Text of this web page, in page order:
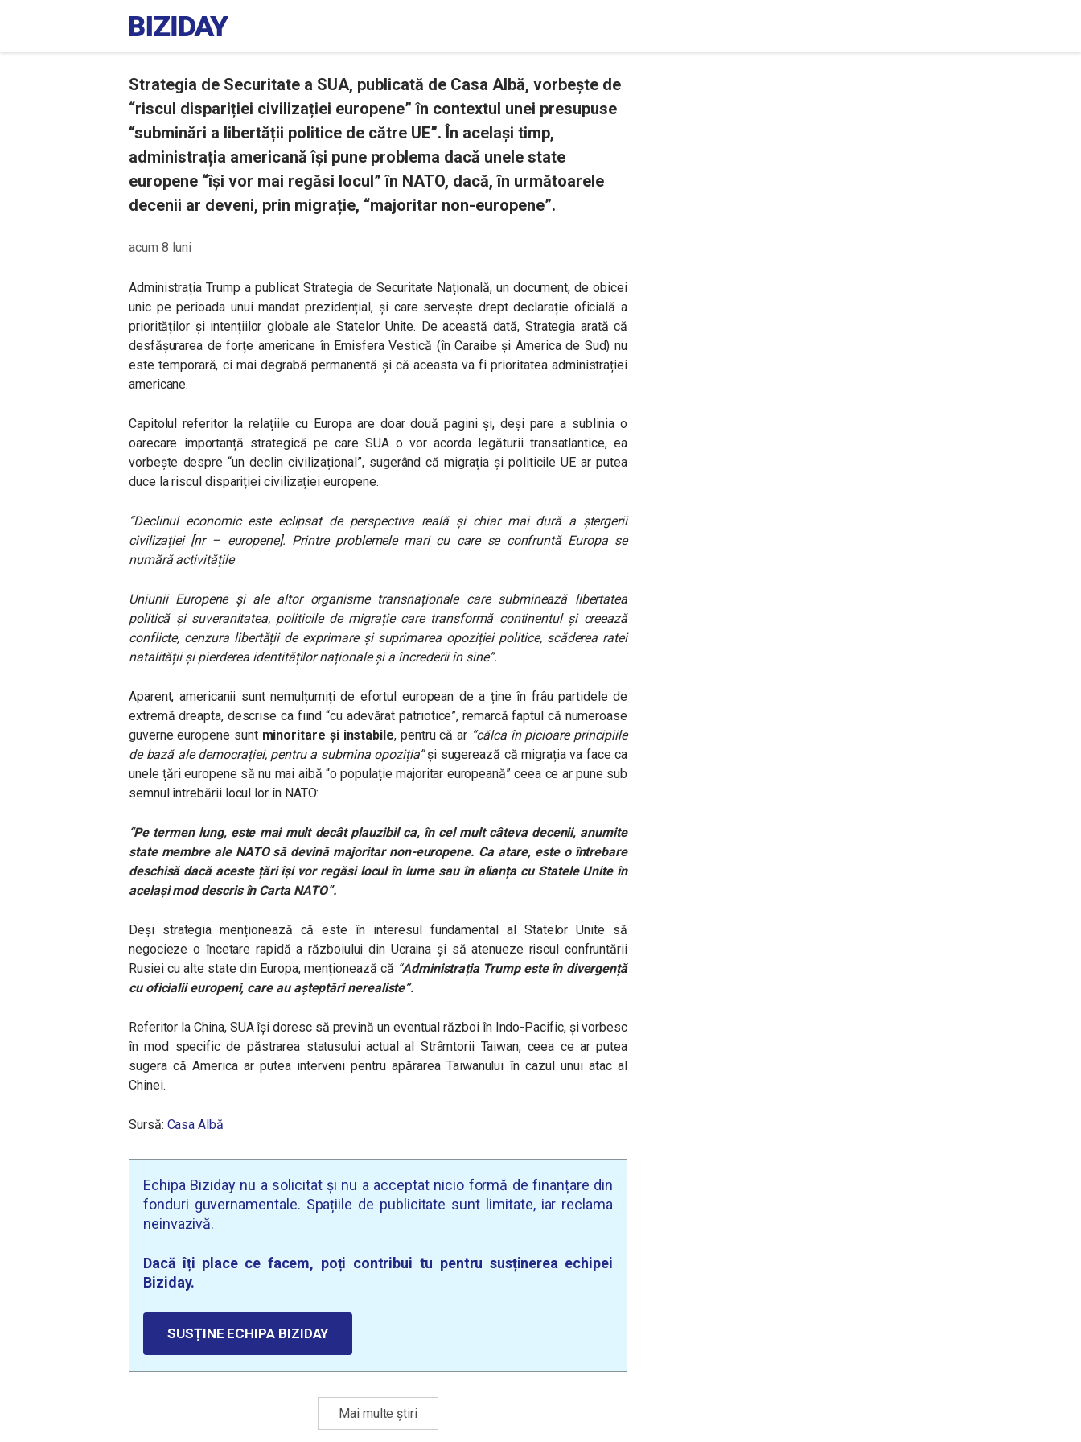
Strategia de Securitate a SUA, publicată de Casa Albă, vorbește de
“riscul dispariției civilizației europene” în contextul unei presupuse
“subminări a libertății politice de către UE”. În același timp,
administrația americană își pune problema dacă unele state
europene “își vor mai regăsi locul” în NATO, dacă, în următoarele
decenii ar deveni, prin migrație, “majoritar non-europene”.
acum 8 luni
Administrația Trump a publicat Strategia de Securitate Națională, un document, de obicei
unic pe perioada unui mandat prezidențial, și care servește drept declarație oficială a
priorităților și intențiilor globale ale Statelor Unite. De această dată, Strategia arată că
desfășurarea de forțe americane în Emisfera Vestică (în Caraibe și America de Sud) nu
este temporară, ci mai degrabă permanentă și că aceasta va fi prioritatea administrației
americane.
Capitolul referitor la relațiile cu Europa are doar două pagini și, deși pare a sublinia o
oarecare importanță strategică pe care SUA o vor acorda legăturii transatlantice, ea
vorbește despre “un declin civilizațional”, sugerând că migrația și politicile UE ar putea
duce la riscul dispariției civilizației europene.
“Declinul economic este eclipsat de perspectiva reală și chiar mai dură a ștergerii
civilizației [nr – europene]. Printre problemele mari cu care se confruntă Europa se
numără activitățile
Uniunii Europene și ale altor organisme transnaționale care subminează libertatea
politică și suveranitatea, politicile de migrație care transformă continentul și creează
conflicte, cenzura libertății de exprimare și suprimarea opoziției politice, scăderea ratei
natalității și pierderea identităților naționale și a încrederii în sine”.
Aparent, americanii sunt nemulțumiți de efortul european de a ține în frâu partidele de
extremă dreapta, descrise ca fiind “cu adevărat patriotice”, remarcă faptul că numeroase
guverne europene suntminoritare și instabile, pentru că ar “călca în picioare principiile
de bază ale democrației, pentru a submina opoziția”și sugerează că migrația va face ca
unele țări europene să nu mai aibă “o populație majoritar europeană” ceea ce ar pune sub
semnul întrebării locul lor în NATO:
“Pe termen lung, este mai mult decât plauzibil ca, în cel mult câteva decenii, anumite
state membre ale NATO să devină majoritar non-europene. Ca atare, este o întrebare
deschisă dacă aceste țări își vor regăsi locul în lume sau în alianța cu Statele Unite în
același mod descris în Carta NATO”.
Deși strategia menționează că este în interesul fundamental al Statelor Unite să
negocieze o încetare rapidă a războiului din Ucraina și să atenueze riscul confruntării
Rusiei cu alte state din Europa, menționează că “Administrația Trump este în divergență
cu oficialii europeni, care au așteptări nerealiste”.
Referitor la China, SUA își doresc să prevină un eventual război în Indo-Pacific, și vorbesc
în mod specific de păstrarea statusului actual al Strâmtorii Taiwan, ceea ce ar putea
sugera că America ar putea interveni pentru apărarea Taiwanului în cazul unui atac al
Chinei.
Sursă: Casa Albă
Echipa Biziday nu a solicitat și nu a acceptat nicio formă de finanțare din
fonduri guvernamentale. Spațiile de publicitate sunt limitate, iar reclama
neinvazivă.
Dacă îți place ce facem, poți contribui tu pentru susținerea echipei
Biziday.
SUSȚINE ECHIPA BIZIDAY
Mai multe știri